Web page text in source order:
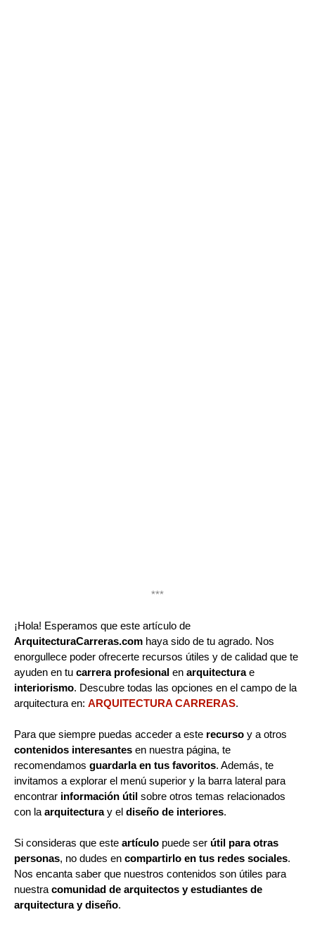
***
¡Hola! Esperamos que este artículo de
ArquitecturaCarreras.com haya sido de tu agrado. Nos
enorgullece poder ofrecerte recursos útiles y de calidad que te
ayuden en tu carrera profesional en arquitecturae
interiorismo. Descubre todas las opciones en el campo de la
arquitectura en: ARQUITECTURA CARRERAS.
Para que siempre puedas acceder a este recurso y a otros
contenidos interesantes en nuestra página, te
recomendamos guardarla en tus favoritos. Además, te
invitamos a explorar el menú superior y la barra lateral para
encontrar información útil sobre otros temas relacionados
con la arquitecturay el diseño de interiores.
Si consideras que este artículo puede ser útil para otras
personas, no dudes en compartirlo en tus redes sociales.
Nos encanta saber que nuestros contenidos son útiles para
nuestra comunidad de arquitectos y estudiantes de
arquitectura y diseño.